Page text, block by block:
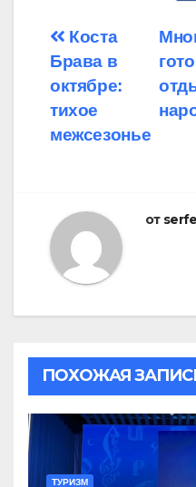
по
записям
Коста
Брава в
октябре:
тихое
межсезонье
от
ПОХОЖАЯ
ТУРИЗМ